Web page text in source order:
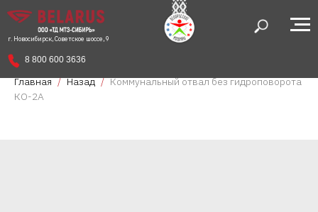
г. Новосибирск, Советское шоссе, 9
8 800 600 3636
Главная Назад
Коммунальный отвал без гидроповорота
КО-2А